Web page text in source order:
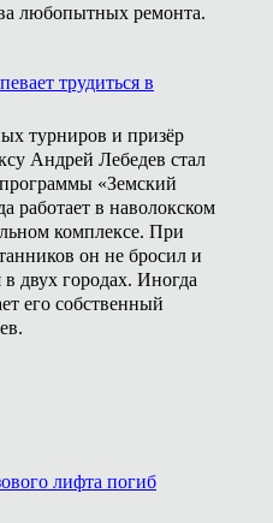
любопытных ремонта.
трудиться в
турниров и призёр
Андрей Лебедев стал
«Земский
работает в наволокском
комплексе. При
он не бросил и
в двух городах. Иногда
его собственный
лифта погиб